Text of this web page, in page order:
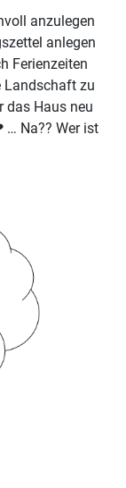
anzulegen
anlegen
Ferienzeiten
Landschaft zu
das Haus neu
… Na?? Wer ist